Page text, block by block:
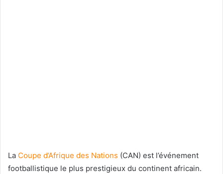
La Coupe d’Afrique des Nations (CAN) est l’événement
footballistique le plus prestigieux du continent africain.